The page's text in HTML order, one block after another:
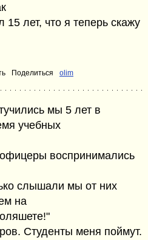
15 лет, что я теперь скажу
Поделиться olim
мы 5 лет в
учебных
воспринимались
слышали мы от них
на
Студенты меня поймут.